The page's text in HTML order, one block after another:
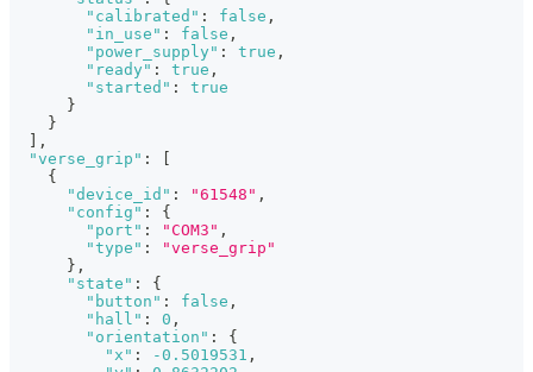
"calibrated" : false ,
"in_use" : false ,
"power_supply" : true ,
"ready" : true ,
"started" :
true
}
}
] ,
"verse_grip" :
[
{
"device_id" : "61548" ,
"config" :
{
"port" : "COM3" ,
"type" :
"verse_grip"
} ,
"state" :
{
"button" : false ,
"hall" : 0 ,
"orientation" :
{
"x" : -0.5019531 ,